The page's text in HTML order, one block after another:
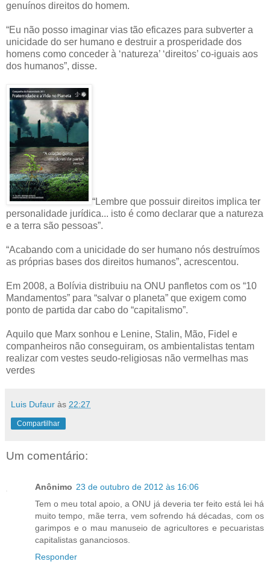
genuínos direitos do homem.
“Eu não posso imaginar vias tão eficazes para subverter a
unicidade do ser humano e destruir a prosperidade dos
homens como conceder à ‘natureza’ ‘direitos’ co-iguais aos
dos humanos”, disse.
“Lembre que possuir direitos implica ter
personalidade jurídica... isto é como declarar que a natureza
e a terra são pessoas”.
“Acabando com a unicidade do ser humano nós destruímos
as próprias bases dos direitos humanos”, acrescentou.
Em 2008, a Bolívia distribuiu na ONU panfletos com os “10
Mandamentos” para “salvar o planeta” que exigem como
ponto de partida dar cabo do “capitalismo”.
Aquilo que Marx sonhou e Lenine, Stalin, Mão, Fidel e
companheiros não conseguiram, os ambientalistas tentam
realizar com vestes seudo-religiosas não vermelhas mas
verdes
Luis Dufaur às 22:27
Compartilhar
Um comentário:
Anônimo 23 de outubro de 2012 às 16:06
Tem o meu total apoio, a ONU já deveria ter feito está lei há
muito tempo, mãe terra, vem sofrendo há décadas, com os
garimpos e o mau manuseio de agricultores e pecuaristas
capitalistas gananciosos.
Responder